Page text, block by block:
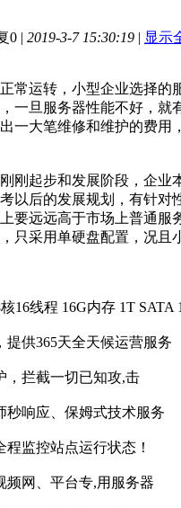
0 | 2019-3-7 15:30:19 | 显示
常运转，小型企业选择
一旦服务器性能不好，
一大笔维修和维护的费用
刚起步和发展阶段，企
以后的发展规划，有针
要远远高于市场上普通
只采用单硬盘配置，况且
16线程 16G内存 1T SATA
提供365天全天候运营服务
，拦截一切已知攻,击
秒响应、保姆式技术服务
程监控站点运行状态！
频网、平台专,用服务器